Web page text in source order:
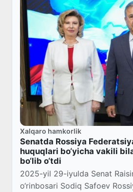
Xalqaro hamkorlik
Senatda Rossiya
huquqlari bo‘yicha vakili
bo‘lib o‘tdi
2025-yil 29-iyulda Senat
o‘rinbosari Sodiq Safoev